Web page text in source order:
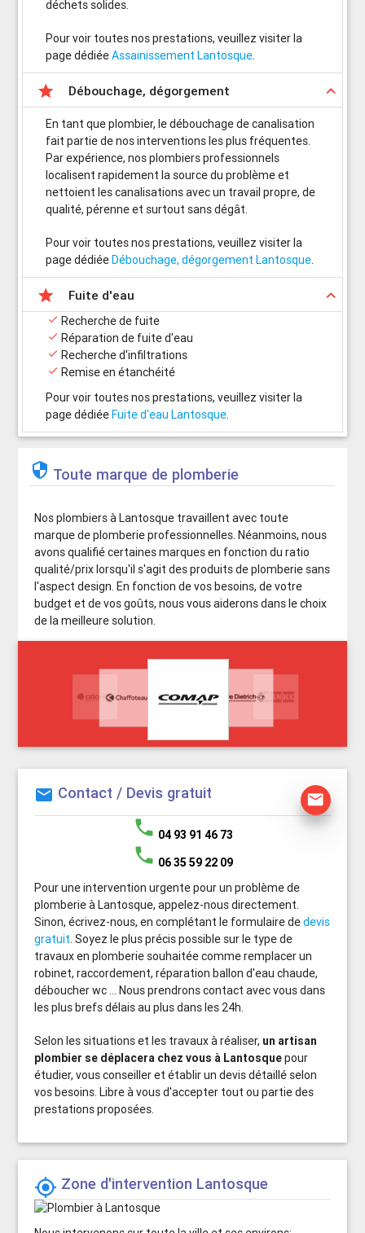
déchets solides.
Pour voir toutes nos prestations, veuillez visiter la
page dédiéeAssainissement Lantosque.
 keyboard_arrow_up
Débouchage, dégorgement
En tant que plombier, le débouchage de canalisation
fait partie de nos interventions les plus fréquentes.
Par expérience, nos plombiers professionnels
localisent rapidement la source du problème et
nettoient les canalisations avec un travail propre, de
qualité, pérenne et surtout sans dégât.
Pour voir toutes nos prestations, veuillez visiter la
page dédiéeDébouchage, dégorgement Lantosque.
 keyboard_arrow_up
Fuite d'eau
 Recherche de fuite
 Réparation de fuite d'eau
 Recherche d'infiltrations
 Remise en étanchéité
Pour voir toutes nos prestations, veuillez visiter la
page dédiéeFuite d'eau Lantosque.
 Toute marque de plomberie
Nos plombiers à Lantosque travaillent avec toute
marque de plomberie professionnelles. Néanmoins, nous
avons qualifié certaines marques en fonction du ratio
qualité/prix lorsqu'il s'agit des produits de plomberie sans
l'aspect design. En fonction de vos besoins, de votre
budget et de vos goûts, nous vous aiderons dans le choix
de la meilleure solution.
mail Contact / Devis gratuit mail
phone 04 93 91 46 73
phone 06 35 59 22 09
Pour une intervention urgente pour un problème de
plomberie à Lantosque, appelez-nous directement.
Sinon, écrivez-nous, en complétant le formulaire dedevis
gratuit. Soyez le plus précis possible sur le type de
travaux en plomberie souhaitée comme remplacer un
robinet, raccordement, réparation ballon d'eau chaude,
déboucher wc ... Nous prendrons contact avec vous dans
les plus brefs délais au plus dans les 24h.
Selon les situations et les travaux à réaliser, un artisan
plombier se déplacera chez vous à Lantosquepour
étudier, vous conseiller et établir un devis détaillé selon
vos besoins. Libre à vous d'accepter tout ou partie des
prestations proposées.
 Zone d'intervention Lantosque